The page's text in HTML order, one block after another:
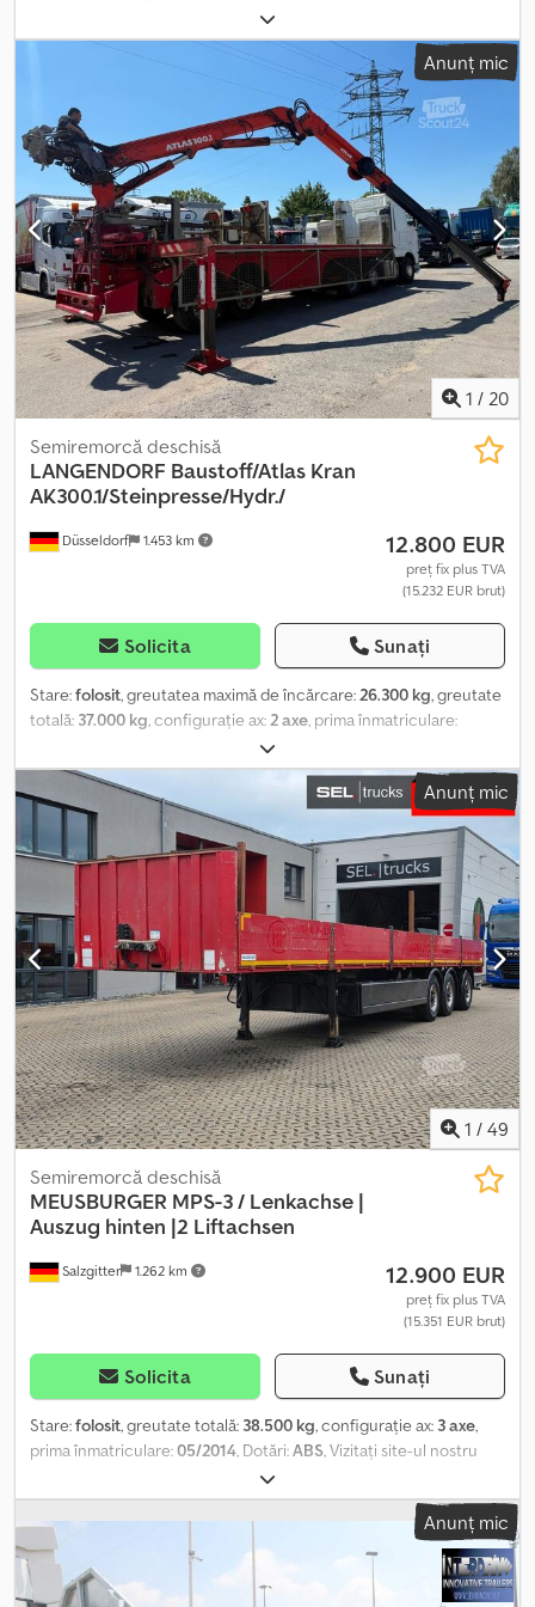
, următoarea inspecție (TÜV):
2017, Dotări:ABS, Număr intern vehicul: MK300020 Disponibil
imediat în parcul nostru din Kaufungen Dksdpjyndk Isfx Afmor Mai
multe INFORMAȚII la: * Golec Nutzfahrzeuge GmbH (germană,
engleză, bulgară, rusă) * Viktoria Sologubova (poloneză, rusă,
ucraineană, engleză) Greutate proprie: 6.300 kg Anvelope noi Osii
BPW Suporturi pentru containere Ne rezervăm dreptul la
eventuale erori Vă preluăm cu plăcere vehiculul folosit în sistem
buy-back. Finanțare direct la sediul nostru posibilă. GOLEC
NUTZFAHRZEUGE GMBH Vorbim: germană, engleză, spaniolă,
poloneză, ucraineană, rusă, bulgară.
Anunț mic
1 / 20
Düsseldorf 1.453 km
Semiremorcă deschisă
LANGENDORF Baustoff/Atlas Kran
AK300.1/Steinpresse/Hydr./
12.800 EUR
preț fix plus TVA
(15.232 EUR brut)
Solicita Sunați
Stare:folosit, greutatea maximă de încărcare:26.300 kg, greutate
totală: 37.000 kg, configurație ax:2 axe, prima înmatriculare:
, următoarea inspecție (TÜV):
10.050 mm, lățime totală:2.500 mm, Dotări:ABS, macara, *
Langendorf / Gloria – Remorcă specială pentru construcții *
Remorcă pentru transport materiale de construcție + macara
montată în partea din spate, model Atlas AK 300.1 * Presă pentru
piatră (asigurarea încărcăturii prin presare hidraulică) * Pereți
laterali hidraulici Dkedpfxszr Tp To Afmor * Axă BWP, 2 axe *
Suspensie pneumatică * Picioare de sprijin
Anunț mic
1 / 49
Salzgitter 1.262 km
Semiremorcă deschisă
MEUSBURGER MPS-3 / Lenkachse |
Auszug hinten |2 Liftachsen
12.900 EUR
preț fix plus TVA
(15.351 EUR brut)
Solicita Sunați
Stare:folosit, greutate totală: 38.500 kg, configurație ax: 3 axe,
prima înmatriculare:05/2014, Dotări:ABS, Vizitați site-ul nostru
web, unde veți găsi inventarul nostru complet, cu numeroase
fotografii și informații suplimentare, în mai multe limbi. SEL 8663
Meusburger MPS-3 Axă de direcție | Cutii pentru paleți | 2 Axe
ridicabile GENERALÎnmatriculare inițială: 19.05.2014Țara de
înmatriculare: GermaniaCuloare: Roșu SPECIFICAȚIIMasa brută
tehnică admisă (kg): 38.500Masa brută admisă (kg): 38.500Masa
Anunț mic